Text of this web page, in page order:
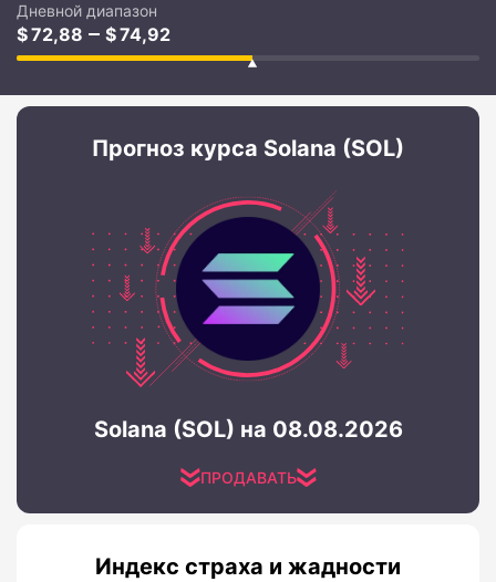
Дневной диапазон
72,88 74,92
Прогноз курса Solana (SOL)
Solana (SOL) на 08.08.2026
ПРОДАВАТЬ
Индекс страха и жадности